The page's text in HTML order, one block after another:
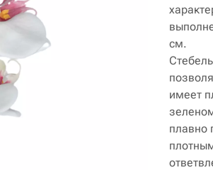
см.
имеет
плавно